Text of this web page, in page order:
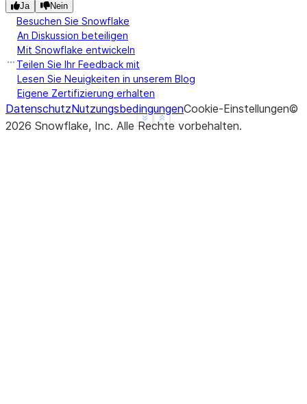
Show less
See more
Ja Nein
Besuchen Sie Snowflake
An Diskussion beteiligen
Mit Snowflake entwickeln
Teilen Sie Ihr Feedback mit
Lesen Sie Neuigkeiten in unserem Blog
Eigene Zertifizierung erhalten
DatenschutzNutzungsbedingungenCookie-Einstellungen©
2026 Snowflake, Inc. Alle Rechte vorbehalten.